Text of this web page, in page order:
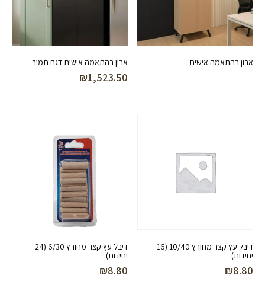
ארון בהתאמה אישית ארון בהתאמה אישית דגם תמיר
₪1,523.50
דיבל עץ קצר מחורץ 10/40 (16
יחידות)
₪8.80
דיבל עץ קצר מחורץ 6/30 (24
יחידות)
₪8.80